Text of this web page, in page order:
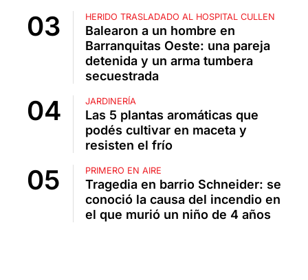
HERIDO TRASLADADO AL HOSPITAL CULLEN
Balearon a un hombre en
Barranquitas Oeste: una pareja
detenida y un arma tumbera
secuestrada
JARDINERÍA
Las 5 plantas aromáticas que
podés cultivar en maceta y
resisten el frío
PRIMERO EN AIRE
Tragedia en barrio Schneider: se
conoció la causa del incendio en
el que murió un niño de 4 años